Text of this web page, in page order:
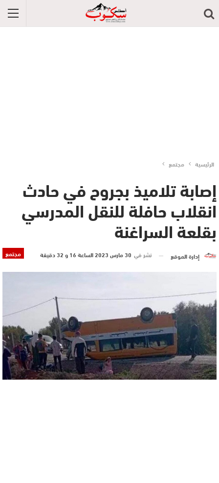
الرئيسية مجتمع
إصابة تلاميذ بجروح في حادث
انقلاب حافلة للنقل المدرسي
بقلعة السراغنة
مجتمع إدارة الموقع نشر في 30 مارس 2023 الساعة 16 و 32 دقيقة